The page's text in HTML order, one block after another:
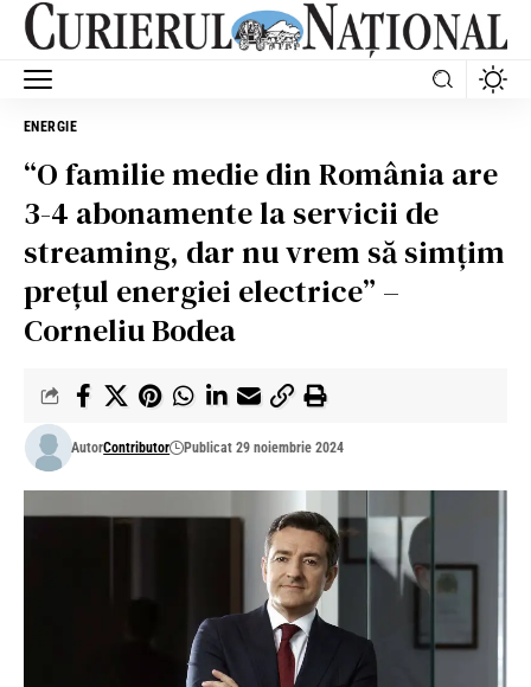
ENERGIE
“O familie medie din România are
3-4 abonamente la servicii de
streaming, dar nu vrem să simțim
prețul energiei electrice” –
Corneliu Bodea
AutorContributor Publicat 29 noiembrie 2024